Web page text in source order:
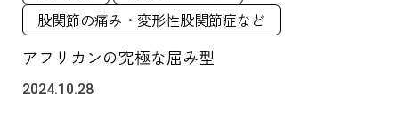
股関節の痛み・変形性股関節症など
アフリカンの究極な屈み型
2024.10.28